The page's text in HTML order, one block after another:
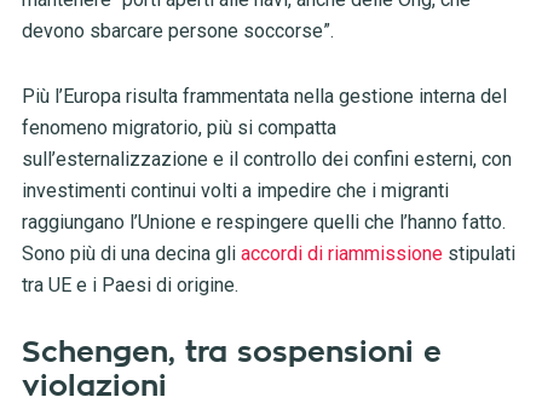
devono sbarcare persone soccorse”.
Più l’Europa risulta frammentata nella gestione interna del
fenomeno migratorio, più si compatta
sull’esternalizzazione e il controllo dei confini esterni, con
investimenti continui volti a impedire che i migranti
raggiungano l’Unione e respingere quelli che l’hanno fatto.
Sono più di una decina gli accordi di riammissionestipulati
tra UE e i Paesi di origine.
Schengen, tra sospensioni e
violazioni